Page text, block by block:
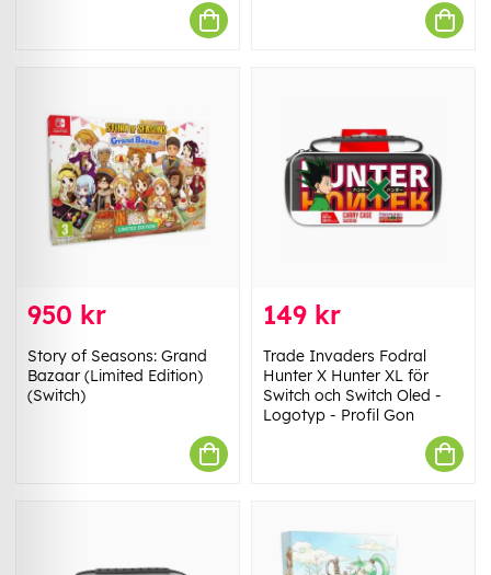
950 kr
Story of Seasons: Grand
Bazaar (Limited Edition)
(Switch)
149 kr
Trade Invaders Fodral
Hunter X Hunter XL för
Switch och Switch Oled -
Logotyp - Profil Gon